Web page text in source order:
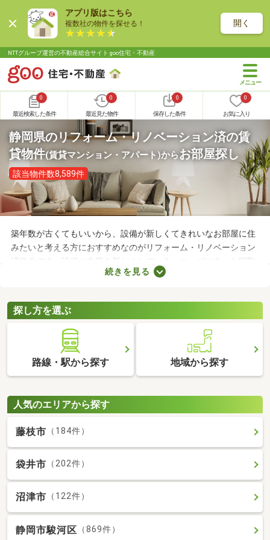
アプリ版はこちら
複数社の物件を探せる！ 開く
NTTグループ運営の不動産総合サイト goo住宅・不動産
0
最近検索した条件
0
最近見た物件
0
保存した条件
0
お気に入り
静岡県のリフォーム・リノベーション済の賃
貸物件(賃貸マンション・アパート)からお部屋探し
該当物件数8,589件
築年数が古くてもいいから、設備が新しくてきれいなお部屋に住
みたいと考える方におすすめなのがリフォーム・リノベーション
済物件です。設備や内装を新しくしている・ニーズにあった間取
りに変えているなど、住みやすさが格段にアップしていることが
べて、気になるお部屋を見つけましょう。
続きを見る
探し方を選ぶ
路線・駅から探す 地域から探す
人気のエリアから探す
藤枝市 （184件）
袋井市 （202件）
沼津市 （122件）
静岡市駿河区 （869件）